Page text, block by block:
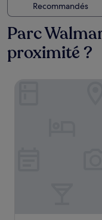
Recommandés
Parc
proximité ?